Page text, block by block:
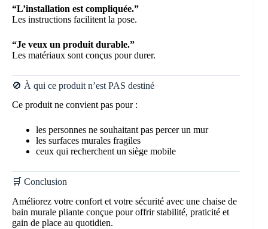
“L’installation est compliquée.”
Les instructions facilitent la pose.
“Je veux un produit durable.”
Les matériaux sont conçus pour durer.
🚫 À qui ce produit n’est PAS destiné
Ce produit ne convient pas pour :
les personnes ne souhaitant pas percer un mur
les surfaces murales fragiles
ceux qui recherchent un siège mobile
🛒 Conclusion
Améliorez votre confort et votre sécurité avec une chaise de
bain murale pliante conçue pour offrir stabilité, praticité et
gain de place au quotidien.